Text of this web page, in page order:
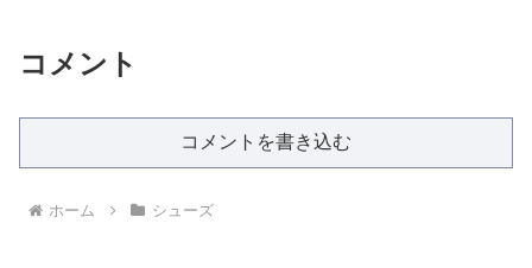
コメント
コメントを書き込む
ホーム シューズ